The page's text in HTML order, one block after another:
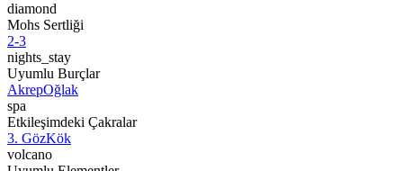
diamond
Mohs Sertliği
2-3
nights_stay
Uyumlu Burçlar
AkrepOğlak
spa
Etkileşimdeki Çakralar
3. GözKök
volcano